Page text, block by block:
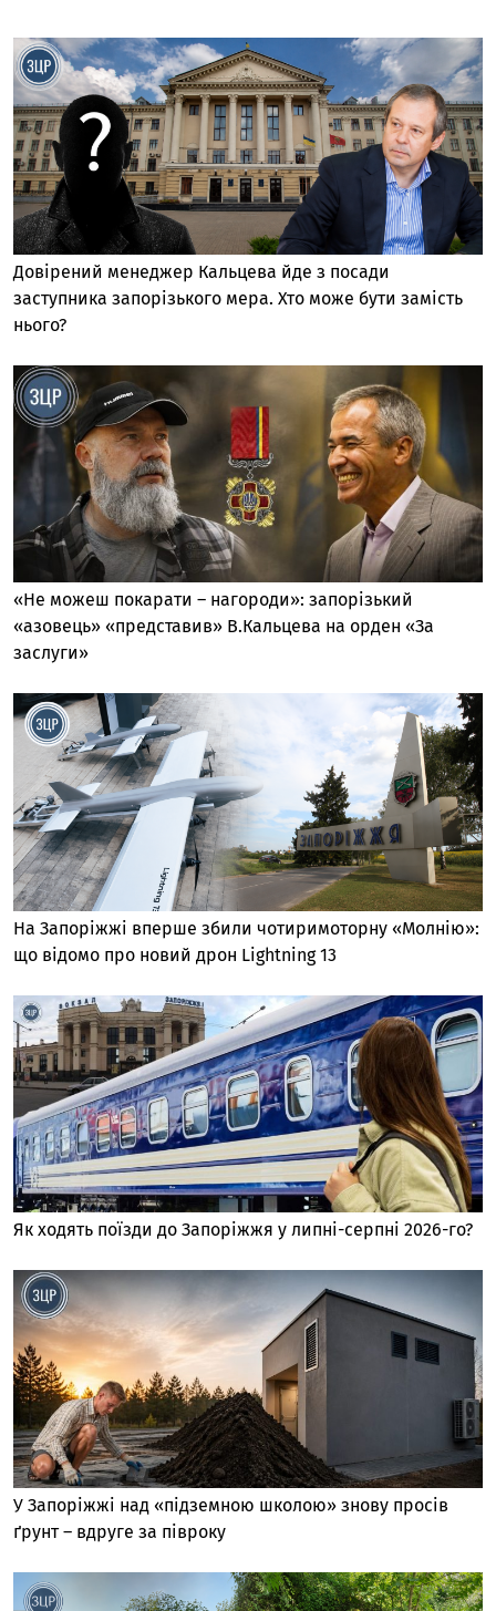
Довірений менеджер Кальцева йде з посади
заступника запорізького мера. Хто може бути замість
нього?
«Не можеш покарати – нагороди»: запорізький
«азовець» «представив» В.Кальцева на орден «За
заслуги»
На Запоріжжі вперше збили чотиримоторну «Молнію»:
що відомо про новий дрон Lightning 13
Як ходять поїзди до Запоріжжя у липні-серпні 2026-го?
У Запоріжжі над «підземною школою» знову просів
ґрунт – вдруге за півроку